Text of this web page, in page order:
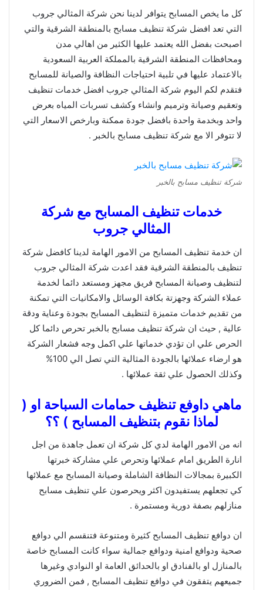
كل ما يخص المسابح يتوافر لدينا نحن شركة المثالي جروب
التي تعد افضل شركة تنظيف مسابح بالمنطقة الشرقية والتي
اصبحت بفضل الله يعتمد عليها الكثير من اهالي مدن
ومحافظات المنطقة الشرقية بالمملكة العربية السعودية
بالاعتماد عليها في تلبية احتياجات النظافة والصيانة للمسابح
فتقدم لكم اليوم شركة المثالي جروب افضل خدمات تنظيف
وتعقيم وصيانة وترميم وانشاء وكشف تسربات المياه بعرض
واحد وبخدمة واحدة بافضل جودة ممكنة وبارخص الاسعار التي
لا تتوفر الا مع شركة تنظيف مسابح بالخبر .
شركة تنظيف مسابح بالخبر
خدمات تنظيف المسابح مع شركة
المثالي جروب
ان خدمة تنظيف المسابح من الامور الهامة لدينا كافضل شركة
تنظيف بالمنطقة الشرقية فقد اعدت شركة المثالي جروب
لتنظيف وصيانة المسابح فريق مجهز ومستعد دائما لخدمة
عملاء الشركة وجهزتة بكافة الوسائل والامكانيات التي تمكنة
من تقديم خدمات متميزة لتنظيف المسابح بجودة وعناية ودقة
عالية , حيث ان شركة تنظيف مسابح بالخبر تحرص دائما كل
الحرص علي ان تؤدي خدماتها علي اكمل وجه فشعار الشركة
هو ارضاء عملائها بالجودة المثالية التي تصل الي 100%
وكذلك الحصول علي ثقة عملائها .
ماهي داوفع تنظيف حمامات السباحة او (
لماذا نقوم بتنظيف المسابح ) ؟؟
انه من الامور الهامة لدي كل شركة ان تعمل جاهدة من اجل
انارة الطريق امام عملائها وتحرص علي مشاركة خبرتها
الكبيرة بمجالات النظافة الشاملة وصيانة المسابح مع عملائها
كي تجعلهم يستفيدون اكثر ويحرصون علي تنظيف مسابح
منازلهم بصفة دورية ومستمرة .
ان دوافع تنظيف المسابح كثيرة ومتنوعة فتنقسم الي دوافع
صحية ودوافع امنية ودوافع جمالية سواء كانت المسابح خاصة
بالمنازل او بالفنادق او بالحدائق العامة او النوادي وغيرها
جميعهم يتفقون في دوافع تنظيف المسابح , فمن الضروري